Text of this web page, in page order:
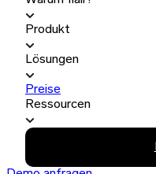
Produkt
Lösungen
Preise
Ressourcen